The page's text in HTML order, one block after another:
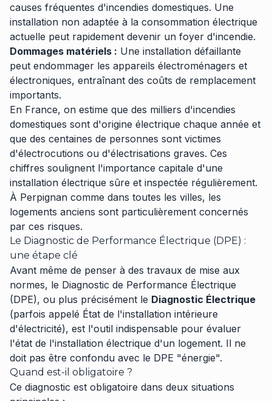
causes fréquentes d'incendies domestiques. Une
installation non adaptée à la consommation électrique
actuelle peut rapidement devenir un foyer d'incendie.
Dommages matériels : Une installation défaillante
peut endommager les appareils électroménagers et
électroniques, entraînant des coûts de remplacement
importants.
En France, on estime que des milliers d'incendies
domestiques sont d'origine électrique chaque année et
que des centaines de personnes sont victimes
d'électrocutions ou d'électrisations graves. Ces
chiffres soulignent l'importance capitale d'une
installation électrique sûre et inspectée régulièrement.
À Perpignan comme dans toutes les villes, les
logements anciens sont particulièrement concernés
par ces risques.
Le Diagnostic de Performance Électrique (DPE) :
une étape clé
Avant même de penser à des travaux de mise aux
normes, le Diagnostic de Performance Électrique
(DPE), ou plus précisément le Diagnostic Électrique
(parfois appelé État de l'installation intérieure
d'électricité), est l'outil indispensable pour évaluer
l'état de l'installation électrique d'un logement. Il ne
doit pas être confondu avec le DPE "énergie".
Quand est-il obligatoire ?
Ce diagnostic est obligatoire dans deux situations